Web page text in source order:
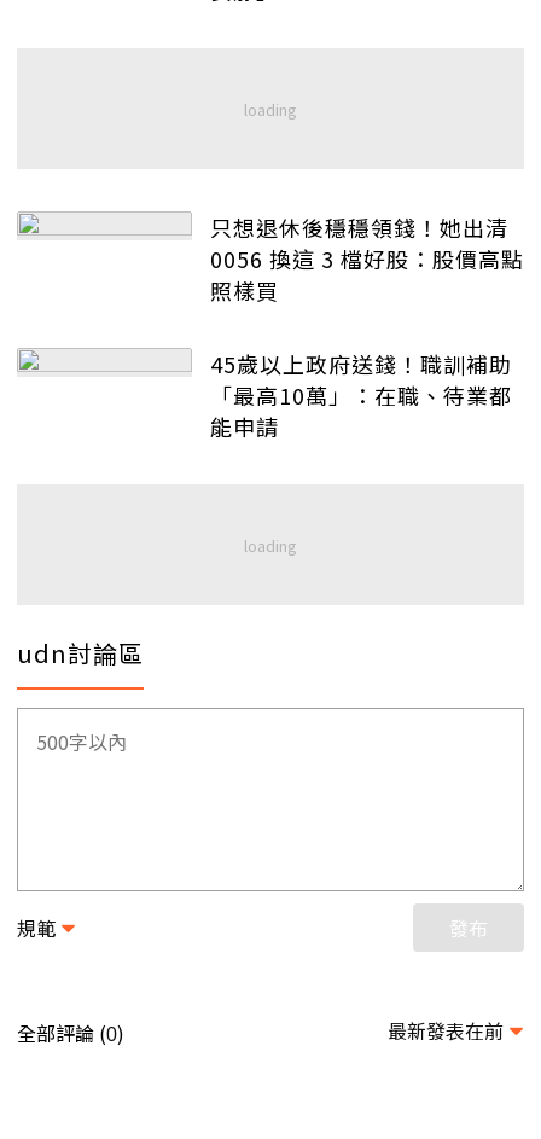
只想退休後穩穩領錢！她出清
0056 換這 3 檔好股：股價高點
照樣買
45歲以上政府送錢！職訓補助
「最高10萬」：在職、待業都
能申請
udn討論區
規範 發布
全部評論 (0) 最新發表在前